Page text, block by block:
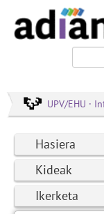
UPV/EHU ·
Hasiera
Kideak
Ikerketa